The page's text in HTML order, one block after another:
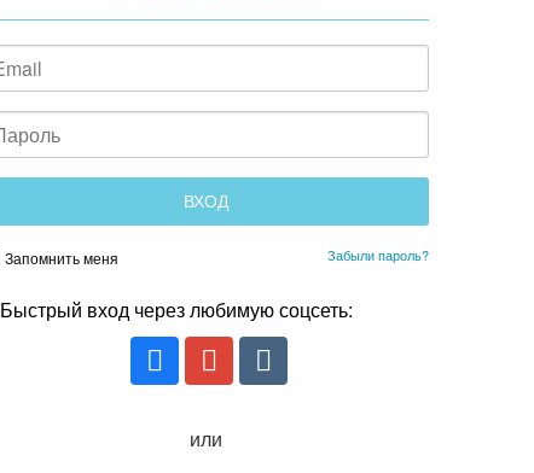
Запомнить меня Забыли пароль?
Быстрый вход через любимую соцсеть:
или